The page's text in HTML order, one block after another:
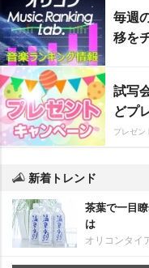
毎週
移を
試写
どプ
プレゼン
新着トレンド
茶葉で一目
は
オリコンタイ